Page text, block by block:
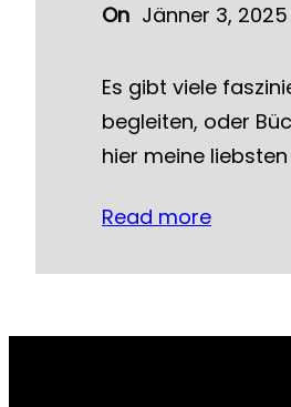
On Jänner 3, 2025
Es gibt viele
begleiten, oder
hier meine
Read more